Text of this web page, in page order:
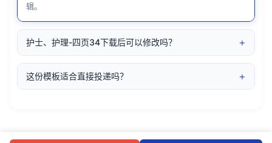
辑。
护士、护理-四页34下载后可以修改吗？ +
这份模板适合直接投递吗？ +